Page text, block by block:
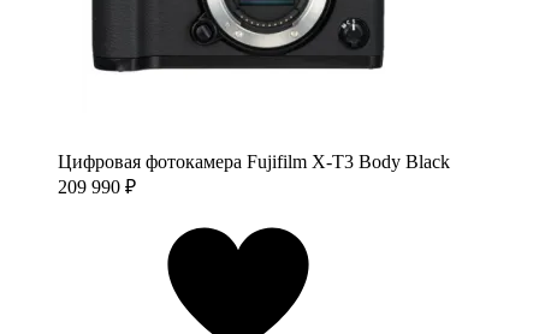
Цифровая фотокамера Fujifilm X-T3 Body Black
209 990 ₽